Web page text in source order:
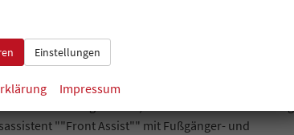
mit Beifahrer-Airbag-Deaktivierung, Seiten- und
vorne, Außenspiegel elektrisch einstell-,
Distanzregelung ACC mit ""stop & go"",
und Ausstiegswarner,
""Front Assist"" mit Fußgänger- und
Einstellungen
Impressum